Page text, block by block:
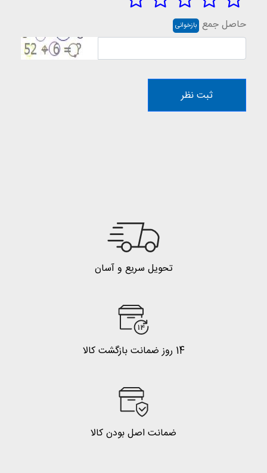
حاصل جمع بازخوانی
ثبت نظر
تحویل سریع و آسان
14 روز ضمانت بازگشت کالا
ضمانت اصل بودن کالا